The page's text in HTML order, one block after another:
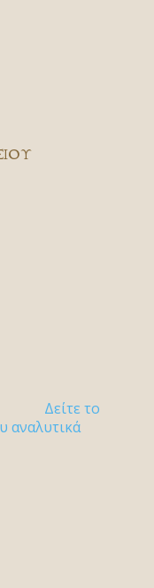
Δείτε το
αναλυτικά